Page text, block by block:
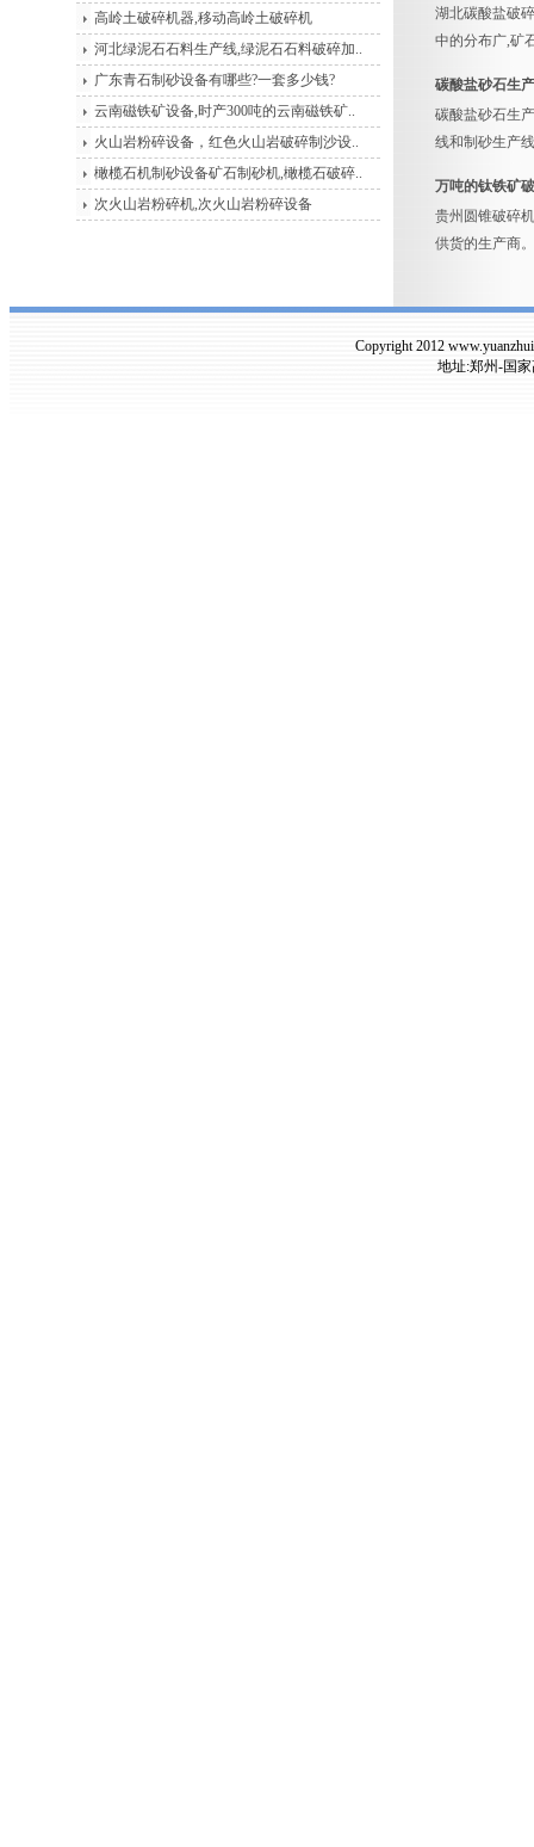
高岭土破碎机器,移动高岭土破碎机
河北绿泥石石料生产线,绿泥石石料破碎加..
广东青石制砂设备有哪些?一套多少钱?
云南磁铁矿设备,时产300吨的云南磁铁矿..
火山岩粉碎设备，红色火山岩破碎制沙设..
橄榄石机制砂设备矿石制砂机,橄榄石破碎..
次火山岩粉碎机,次火山岩粉碎设备
湖北碳酸盐破
中的分布广,矿
碳酸盐砂石生
碳酸盐砂石生
线和制砂生产
万吨的钛铁矿
贵州圆锥破碎
供货的生产商
Copyright 2012
地址:郑州-国